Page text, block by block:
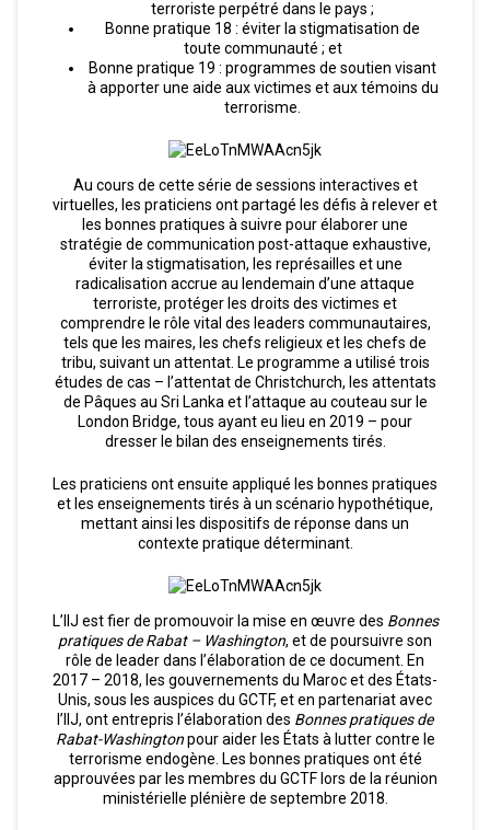
terroriste perpétré dans le pays ;
Bonne pratique 18 : éviter la stigmatisation de
toute communauté ; et
Bonne pratique 19 : programmes de soutien visant
à apporter une aide aux victimes et aux témoins du
terrorisme.
Au cours de cette série de sessions interactives et
virtuelles, les praticiens ont partagé les défis à relever et
les bonnes pratiques à suivre pour élaborer une
stratégie de communication post-attaque exhaustive,
éviter la stigmatisation, les représailles et une
radicalisation accrue au lendemain d’une attaque
terroriste, protéger les droits des victimes et
comprendre le rôle vital des leaders communautaires,
tels que les maires, les chefs religieux et les chefs de
tribu, suivant un attentat. Le programme a utilisé trois
études de cas – l’attentat de Christchurch, les attentats
de Pâques au Sri Lanka et l’attaque au couteau sur le
London Bridge, tous ayant eu lieu en 2019 – pour
dresser le bilan des enseignements tirés.
Les praticiens ont ensuite appliqué les bonnes pratiques
et les enseignements tirés à un scénario hypothétique,
mettant ainsi les dispositifs de réponse dans un
contexte pratique déterminant.
L’IIJ est fier de promouvoir la mise en œuvre des Bonnes
pratiques de Rabat – Washington, et de poursuivre son
rôle de leader dans l’élaboration de ce document. En
2017 – 2018, les gouvernements du Maroc et des États-
Unis, sous les auspices du GCTF, et en partenariat avec
l’IIJ, ont entrepris l’élaboration des Bonnes pratiques de
Rabat-Washingtonpour aider les États à lutter contre le
terrorisme endogène. Les bonnes pratiques ont été
approuvées par les membres du GCTF lors de la réunion
ministérielle plénière de septembre 2018.